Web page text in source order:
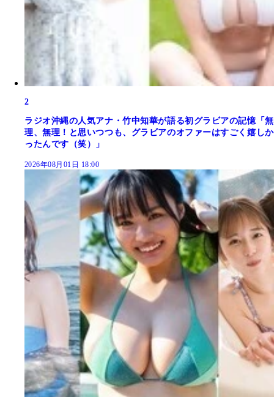
2
ラジオ沖縄の人気アナ・竹中知華が語る初グラビアの記憶「無
理、無理！と思いつつも、グラビアのオファーはすごく嬉しか
ったんです（笑）」
2026年08月01日 18:00